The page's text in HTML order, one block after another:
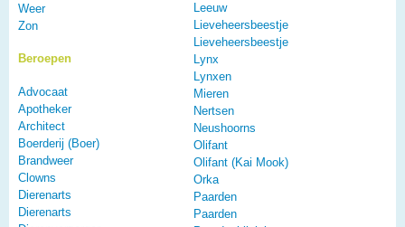
Weer
Zon
Beroepen
Advocaat
Apotheker
Architect
Boerderij (Boer)
Brandweer
Clowns
Dierenarts
Dierenarts
Leeuw
Lieveheersbeestje
Lieveheersbeestje
Lynx
Lynxen
Mieren
Nertsen
Neushoorns
Olifant
Olifant (Kai Mook)
Orka
Paarden
Paarden